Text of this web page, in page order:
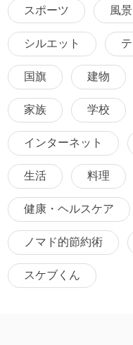
スポーツ 風景
シルエット
国旗 建物
家族 学校
インターネット
生活 料理
健康・ヘルスケア
ノマド的節約術
スケブくん